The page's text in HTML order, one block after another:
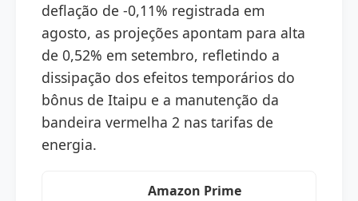
deflação de -0,11% registrada em
agosto, as projeções apontam para alta
de 0,52% em setembro, refletindo a
dissipação dos efeitos temporários do
bônus de Itaipu e a manutenção da
bandeira vermelha 2 nas tarifas de
energia.
Amazon Prime